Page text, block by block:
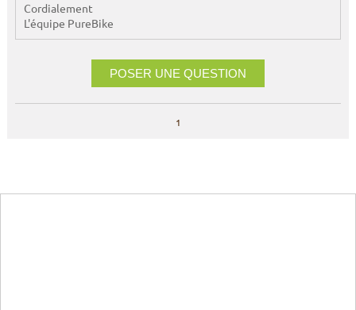
Cordialement
L'équipe PureBike
POSER UNE QUESTION
1